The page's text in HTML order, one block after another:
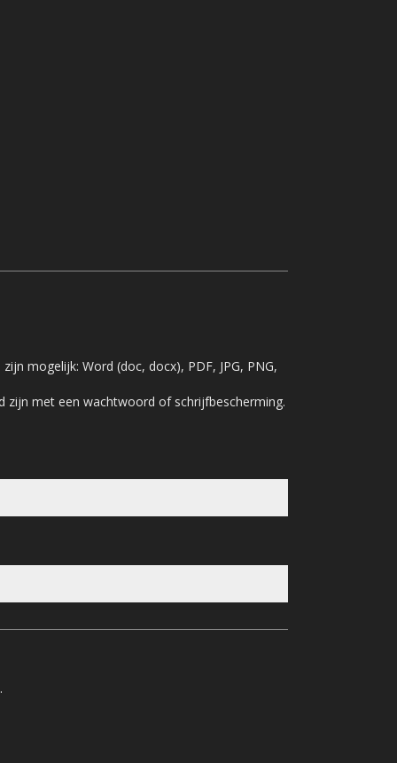
mogelijk: Word (doc, docx), PDF, JPG, PNG,
zijn met een wachtwoord of schrijfbescherming.
.